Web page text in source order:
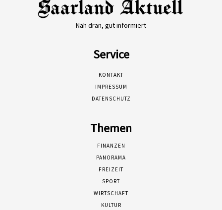
Nah dran, gut informiert
Service
KONTAKT
IMPRESSUM
DATENSCHUTZ
Themen
FINANZEN
PANORAMA
FREIZEIT
SPORT
WIRTSCHAFT
KULTUR